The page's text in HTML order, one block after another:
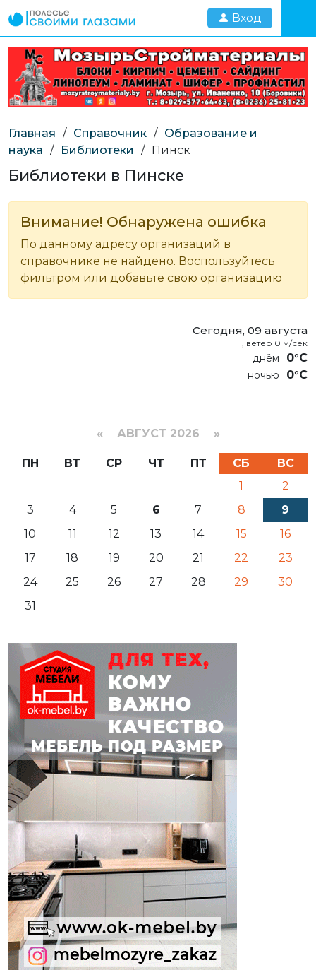
Вход
Главная / Справочник / Образование и
наука / Библиотеки / Пинск
Библиотеки в Пинске
Внимание! Обнаружена ошибка
По данному адресу организаций в
справочнике не найдено. Воспользуйтесь
фильтром или добавьте свою организацию
Сегодня, 09 августа
, ветер 0 м/сек
0°C
0°C
« АВГУСТ 2026 »
ПН ВТ СР ЧТ ПТ СБ
ВС
1
2
3
4 5 6 7 8
9
10
11 12 13 14 15
16
17
18 19 20 21 22
23
24
25 26 27 28 29
30
31